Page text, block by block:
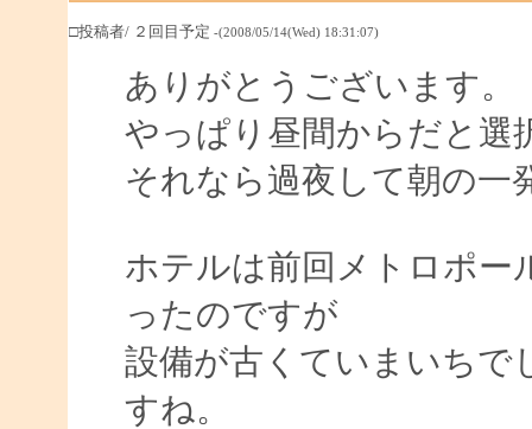
□投稿者/ ２回目予定 -(2008/05/14(Wed) 18:31:07)
ありがとうございます。
やっぱり昼間からだと選
それなら過夜して朝の一
ホテルは前回メトロポー
ったのですが
設備が古くていまいちで
すね。